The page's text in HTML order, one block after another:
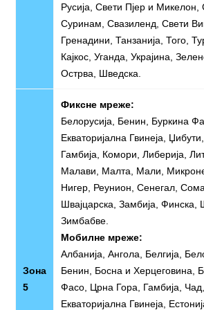
Русија, Свети Пјер и Микелон,
Суринам, Свазиленд, Свети
Гренадини, Танзанија, Того,
Кајкос, Уганда, Украјина,
Острва, Шведска.
Зона
5
Фиксне мреже:
Белорусија, Бенин, Буркина
Екваторијална Гвинеја,
Гамбија, Комори, Либерија,
Малави, Малта, Мали,
Нигер, Реунион, Сенегал,
Швајцарска, Замбија, Финска,
Зимбабве.
Мобилне мреже:
Албанија, Ангола, Белгија,
Бенин, Босна и Херцеговина,
Фасо, Црна Гора, Гамбија, Чад,
Екваторијална Гвинеја,